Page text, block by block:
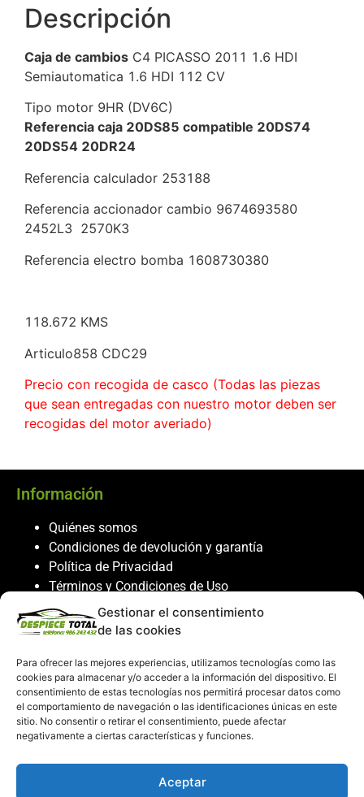
Gestionar el consentimiento
de las cookies
Para ofrecer las mejores experiencias, utilizamos tecnologías como las
cookies para almacenar y/o acceder a la información del dispositivo. El
consentimiento de estas tecnologías nos permitirá procesar datos como
el comportamiento de navegación o las identificaciones únicas en este
sitio. No consentir o retirar el consentimiento, puede afectar
negativamente a ciertas características y funciones.
Aceptar
Descripción
Caja de cambios C4 PICASSO 2011 1.6 HDI
Semiautomatica 1.6 HDI 112 CV
Tipo motor 9HR (DV6C)
Referencia caja 20DS85 compatible 20DS74
20DS54 20DR24
Referencia calculador 253188
Referencia accionador cambio 9674693580
2452L3 2570K3
Referencia electro bomba 1608730380
118.672 KMS
Articulo858 CDC29
Precio con recogida de casco (Todas las piezas
que sean entregadas con nuestro motor deben ser
recogidas del motor averiado)
Información
Quiénes somos
Condiciones de devolución y garantía
Política de Privacidad
Términos y Condiciones de Uso
Política de Cookies
Servicio al cliente
Contacto
986 243 432
608 867 074
recambiosdespiecetotal@gmail.com
Mi cuenta